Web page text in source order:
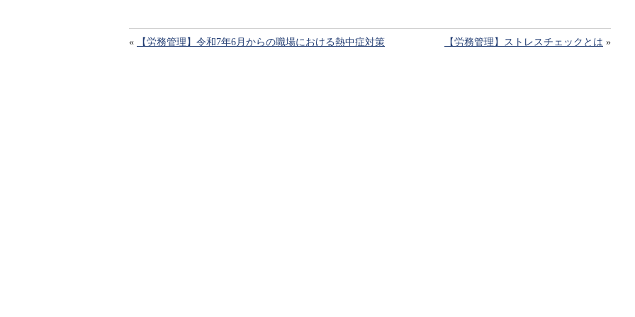
« 【労務管理】令和7年6月からの職場における熱中症対策 【労務管理】ストレスチェックとは »